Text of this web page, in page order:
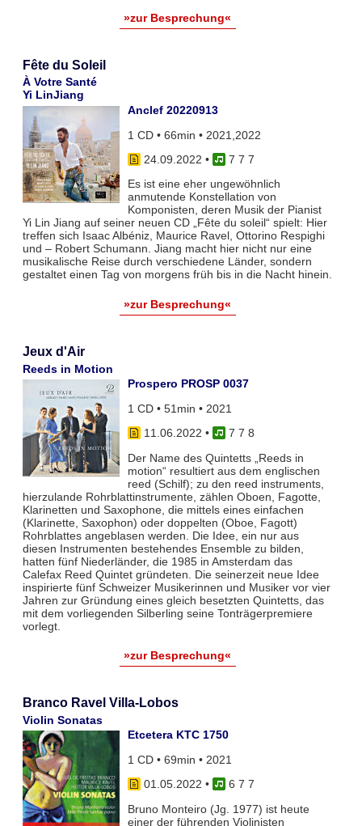
»zur Besprechung«
Fête du Soleil
À Votre Santé
Yi LinJiang
Anclef 20220913
1 CD • 66min • 2021,2022
24.09.2022 •
7 7 7
Es ist eine eher ungewöhnlich
anmutende Konstellation von
Komponisten, deren Musik der Pianist
Yi Lin Jiang auf seiner neuen CD „Fête du soleil“ spielt: Hier
treffen sich Isaac Albéniz, Maurice Ravel, Ottorino Respighi
und – Robert Schumann. Jiang macht hier nicht nur eine
musikalische Reise durch verschiedene Länder, sondern
gestaltet einen Tag von morgens früh bis in die Nacht hinein.
»zur Besprechung«
Jeux d'Air
Reeds in Motion
Prospero PROSP 0037
1 CD • 51min • 2021
11.06.2022 •
7 7 8
Der Name des Quintetts „Reeds in
motion“ resultiert aus dem englischen
reed (Schilf); zu den reed instruments,
hierzulande Rohrblattinstrumente, zählen Oboen, Fagotte,
Klarinetten und Saxophone, die mittels eines einfachen
(Klarinette, Saxophon) oder doppelten (Oboe, Fagott)
Rohrblattes angeblasen werden. Die Idee, ein nur aus
diesen Instrumenten bestehendes Ensemble zu bilden,
hatten fünf Niederländer, die 1985 in Amsterdam das
Calefax Reed Quintet gründeten. Die seinerzeit neue Idee
inspirierte fünf Schweizer Musikerinnen und Musiker vor vier
Jahren zur Gründung eines gleich besetzten Quintetts, das
mit dem vorliegenden Silberling seine Tonträgerpremiere
vorlegt.
»zur Besprechung«
Branco Ravel Villa-Lobos
Violin Sonatas
Etcetera KTC 1750
1 CD • 69min • 2021
01.05.2022 •
6 7 7
Bruno Monteiro (Jg. 1977) ist heute
einer der führenden Violinisten